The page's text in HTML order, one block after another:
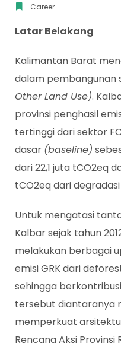
Career
Latar Belakang
Kalimantan Barat
dalam pembangunan
Other Land Use).
provinsi penghasil
tertinggi dari sektor
dasar (baseline)
dari 22,1 juta tCO2eq
tCO2eq dari
Untuk mengatasi
Kalbar sejak tahun
melakukan berbagai
emisi GRK dari
sehingga
tersebut diantaranya
memperkuat
Rencana Aksi Provinsi